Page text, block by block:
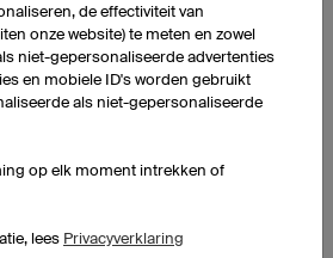
de effectiviteit van
onze website) te meten en zowel
niet-gepersonaliseerde advertenties
en mobiele ID's worden gebruikt
als niet-gepersonaliseerde
op elk moment intrekken of
lees Privacyverklaring